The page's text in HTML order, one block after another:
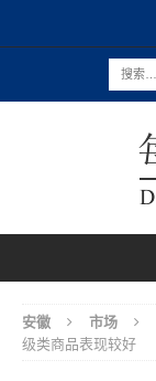
安徽 市场
级类商品表现较好